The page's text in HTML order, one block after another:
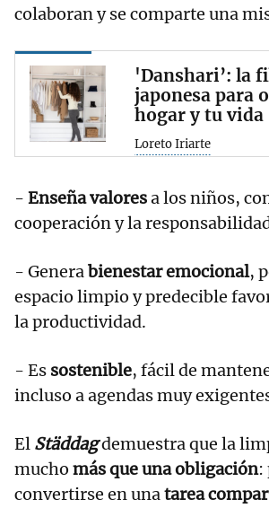
colaboran y se comparte una
'Danshari’: la
japonesa para
hogar y tu vida
Loreto Iriarte
- Enseña valoresa los niños,
cooperación y la
- Generabienestar emocional,
espacio limpio y predecible
la productividad.
- Es sostenible, fácil de
incluso a agendas muy
El Städdagdemuestra que la
mucho más que una obligación:
convertirse en unatarea